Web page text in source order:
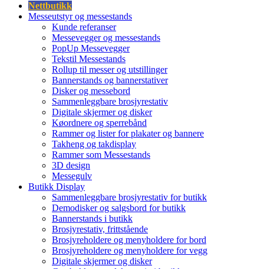
Nettbutikk
Messeutstyr og messestands
Kunde referanser
Messevegger og messestands
PopUp Messevegger
Tekstil Messestands
Rollup til messer og utstillinger
Bannerstands og bannerstativer
Disker og messebord
Sammenleggbare brosjyrestativ
Digitale skjermer og disker
Køordnere og sperrebånd
Rammer og lister for plakater og bannere
Takheng og takdisplay
Rammer som Messestands
3D design
Messegulv
Butikk Display
Sammenleggbare brosjyrestativ for butikk
Demodisker og salgsbord for butikk
Bannerstands i butikk
Brosjyrestativ, frittstående
Brosjyreholdere og menyholdere for bord
Brosjyreholdere og menyholdere for vegg
Digitale skjermer og disker